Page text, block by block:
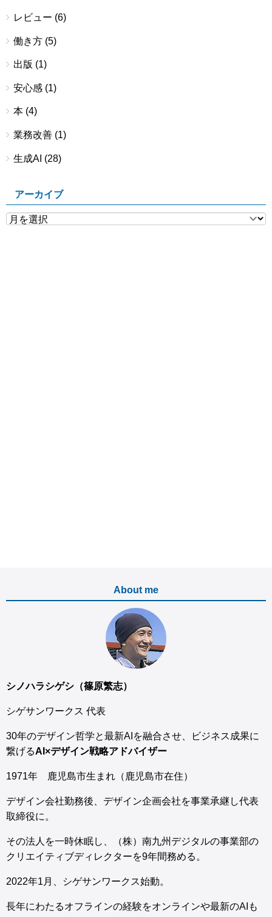
レビュー (6)
働き方 (5)
出版 (1)
安心感 (1)
本 (4)
業務改善 (1)
生成AI (28)
アーカイブ
About me
シノハラシゲシ（篠原繁志）
シゲサンワークス 代表
30年のデザイン哲学と最新AIを融合させ、ビジネス成果に
繋げるAI×デザイン戦略アドバイザー
1971年 鹿児島市生まれ（鹿児島市在住）
デザイン会社勤務後、デザイン企画会社を事業承継し代表
取締役に。
その法人を一時休眠し、（株）南九州デジタルの事業部の
クリエイティブディレクターを9年間務める。
2022年1月、シゲサンワークス始動。
長年にわたるオフラインの経験をオンラインや最新のAIも